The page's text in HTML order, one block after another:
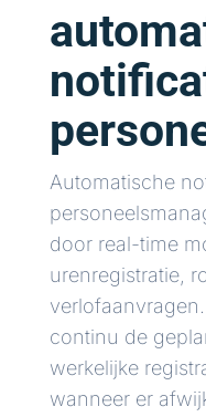
Automatische
door real-time
urenregistratie,
continu de
werkelijke
wanneer er